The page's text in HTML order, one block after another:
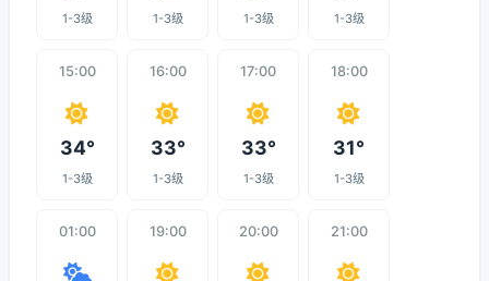
1-3级 1-3级 1-3级 1-3级
15:00
34°
1-3级
16:00
33°
1-3级
17:00
33°
1-3级
18:00
31°
1-3级
01:00 19:00 20:00 21:00